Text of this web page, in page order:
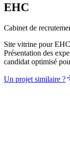
EHC
Cabinet de
Site vitrine pour
Présentation des
candidat optimisé
Un projet similaire ?